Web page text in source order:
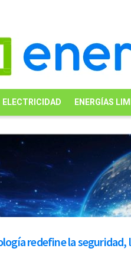
ELECTRICIDAD ENERGÍAS
redefine la